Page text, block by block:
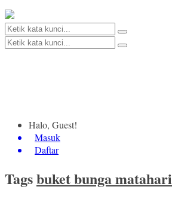
Halo, Guest!
Masuk
Daftar
Tagsbuket bunga matahari